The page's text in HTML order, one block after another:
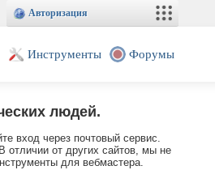
Авторизация
Инструменты Форумы
людей.
вход через почтовый сервис.
от других сайтов, мы не
для вебмастера.